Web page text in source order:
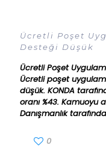
Ücretli Poşet
Desteği Düşük
Ücretli Poşet
Ücretli poşet
düşük. KONDA
oranı %43. Kamuoyu
Danışmanlık
0